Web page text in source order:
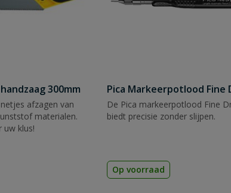
300mm
afzagen van
materialen.
uw klus!
Pica Markeerpotlood Fine
De Pica markeerpotlood Fine
biedt precisie zonder slijpen.
Op voorraad